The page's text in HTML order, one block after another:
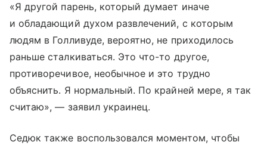
«Я другой парень, который думает иначе
и обладающий духом развлечений, с которым
людям в Голливуде, вероятно, не приходилось
раньше сталкиваться. Это что-то другое,
противоречивое, необычное и это трудно
объяснить. Я нормальный. По крайней мере, я так
считаю», — заявил украинец.
Седюк также воспользовался моментом, чтобы